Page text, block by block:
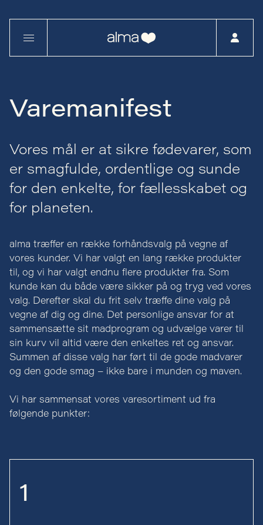
Varemanifest
Vores mål er at sikre fødevarer, som
er smagfulde, ordentlige og sunde
for den enkelte, for fællesskabet og
for planeten.
alma træffer en række forhåndsvalg på vegne af
vores kunder. Vi har valgt en lang række produkter
til, og vi har valgt endnu flere produkter fra. Som
kunde kan du både være sikker på og tryg ved vores
valg. Derefter skal du frit selv træffe dine valg på
vegne af dig og dine. Det personlige ansvar for at
sammensætte sit madprogram og udvælge varer til
sin kurv vil altid være den enkeltes ret og ansvar.
Summen af disse valg har ført til de gode madvarer
og den gode smag – ikke bare i munden og maven.
Vi har sammensat vores varesortiment ud fra
følgende punkter:
1